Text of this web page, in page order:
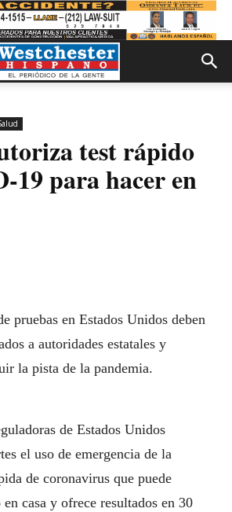
test rápido
19 para hacer en
pruebas en Estados Unidos deben
a autoridades estatales y
la pista de la pandemia.
de Estados Unidos
el uso de emergencia de la
de coronavirus que puede
casa y ofrece resultados en 30